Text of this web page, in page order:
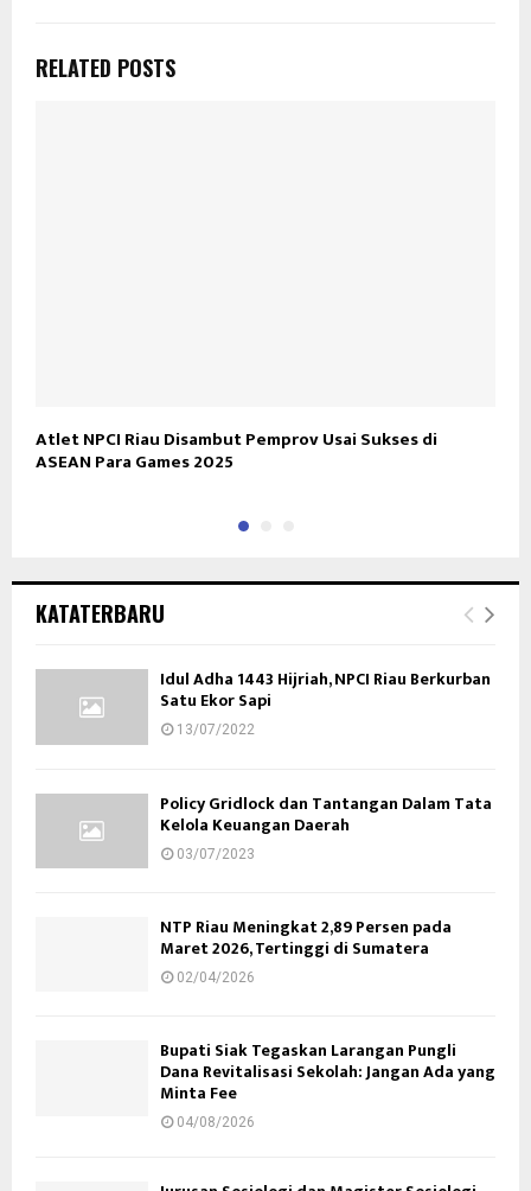
RELATED POSTS
Atlet NPCI Riau Disambut Pemprov Usai Sukses di
ASEAN Para Games 2025
KATATERBARU
Idul Adha 1443 Hijriah, NPCI Riau Berkurban
Satu Ekor Sapi
13/07/2022
Policy Gridlock dan Tantangan Dalam Tata
Kelola Keuangan Daerah
03/07/2023
NTP Riau Meningkat 2,89 Persen pada
Maret 2026, Tertinggi di Sumatera
02/04/2026
Bupati Siak Tegaskan Larangan Pungli
Dana Revitalisasi Sekolah: Jangan Ada yang
Minta Fee
04/08/2026